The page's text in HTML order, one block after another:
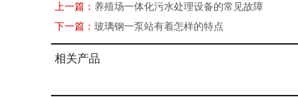
上一篇： 养殖场一体化污水处理设备的常见故障
下一篇： 玻璃钢一泵站有着怎样的特点
相关产品